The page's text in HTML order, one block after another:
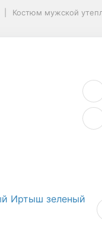
Костюм мужской